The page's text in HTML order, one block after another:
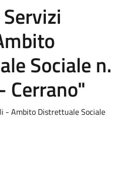
Sociale n.
Cerrano"
- Ambito Distrettuale Sociale